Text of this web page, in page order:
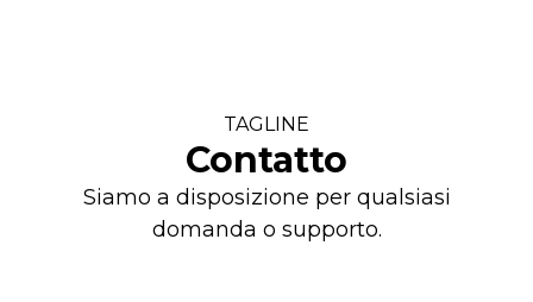
TAGLINE
Contatto
Siamo a disposizione per qualsiasi
domanda o supporto.